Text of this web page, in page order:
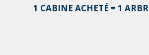
1 CABINE ACHETÉ = 1